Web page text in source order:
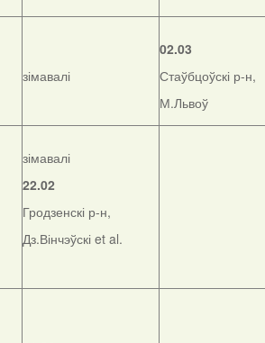
зімавалі
02.03
Стаўбцоўскі р-н,
М.Львоў
зімавалі
22.02
Гродзенскі р-н,
Дз.Вінчэўскі et al.